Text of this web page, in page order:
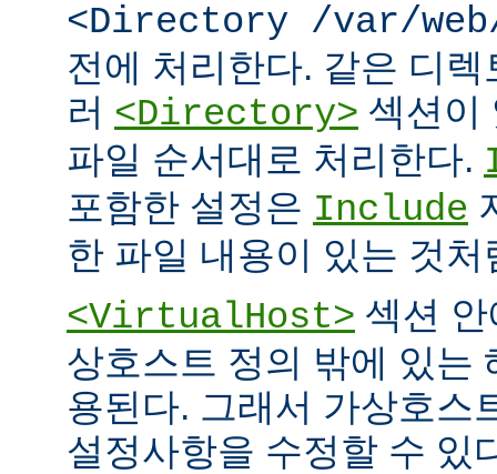
<Directory /var/
전에 처리한다. 같은 디
러 <Directory> 섹션이
파일 순서대로 처리한다.
포함한 설정은 Include
한 파일 내용이 있는 것처
<VirtualHost> 섹션
상호스트 정의 밖에 있는
용된다. 그래서 가상호스
설정사항을 수정할 수 있